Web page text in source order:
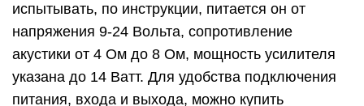
испытывать, по инструкции, питается он от
напряжения 9-24 Вольта, сопротивление
акустики от 4 Ом до 8 Ом, мощность усилителя
указана до 14 Ватт. Для удобства подключения
питания, входа и выхода, можно купить